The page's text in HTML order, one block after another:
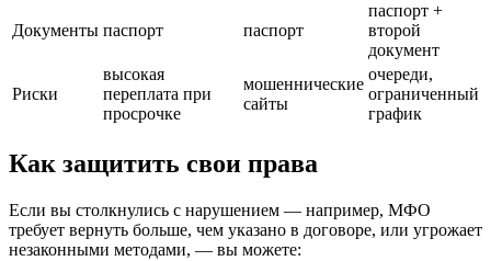
Документы паспорт паспорт
паспорт +
второй
документ
Риски
высокая
переплата при
просрочке
мошеннические
сайты
очереди,
ограниченный
график
Как защитить свои права
Если вы столкнулись с нарушением — например, МФО
требует вернуть больше, чем указано в договоре, или угрожает
незаконными методами, — вы можете: